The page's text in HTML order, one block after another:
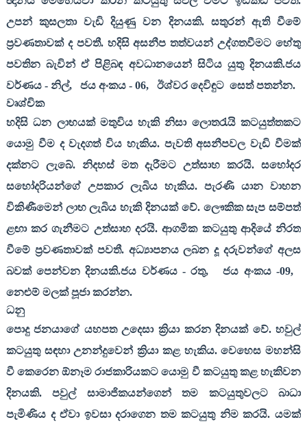
උපන් කුසලතා වැඩි දියුණු වන දිනයකි. සතුරන් ඇති වීමේ
ප්‍රවණතාවක් ද පවතී. හදිසි අසනීප තත්වයන් උද්ගතවීමට හේතු
පවතින බැවින් ඒ පිළිබඳ අවධානයෙන් සිටිය යුතු දිනයකි.ජය
වර්ණය - නිල්, ජය අංකය - 06, ඊශ්වර දෙවිඳුට සෙත් පතන්න.
වෘශ්චික
හදිසි ධන ලාභයක් මතුවිය හැකි නිසා ලොතරැයි කටයුත්තකට
යොමු වීම ද වැදගත් විය හැකිය. පැවති අසනීපවල වැඩි වීමක්
දක්නට ලැබේ. නිදහස් මත දැරීමට උත්සාහ කරයි. සහෝදර
සහෝදරියන්ගේ උපකාර ලැබිය හැකිය. පැරණි යාන වාහන
විකිණීමෙන් ලාභ ලැබිය හැකි දිනයක් වේ. ලෞකික සැප සම්පත්
ළඟා කර ගැනීමට උත්සාහ දරයි. ආගමික කටයුතු ආදියේ නිරත
වීමේ ප්‍රවණතාවක් පවතී. අධ්‍යාපනය ලබන දූ දරුවන්ගේ අලස
බවක් පෙන්වන දිනයකි.ජය වර්ණය - රතු, ජය අංකය -09,
නෙළුම් මලක් පූජා කරන්න.
ධනු
පොදු ජනයාගේ යහපත උදෙසා ක්‍රියා කරන දිනයක් වේ. හවුල්
කටයුතු සඳහා උනන්දුවෙන් ක්‍රියා කළ හැකිය. වෙහෙස මහන්සි
වී කෙරෙන ඕනෑම රාජකාරියකට යොමු වී කටයුතු කළ හැකිවන
දිනයකි. පවුල් සාමාජිකයන්ගෙන් තම කටයුතුවලට බාධා
පැමිණිය ද ඒවා ඉවසා දරාගෙන තම කටයුතු නිම කරයි. යමක්